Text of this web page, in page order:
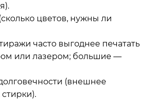
цветов, нужны ли
часто выгоднее печатать
или лазером; большие —
(внешнее